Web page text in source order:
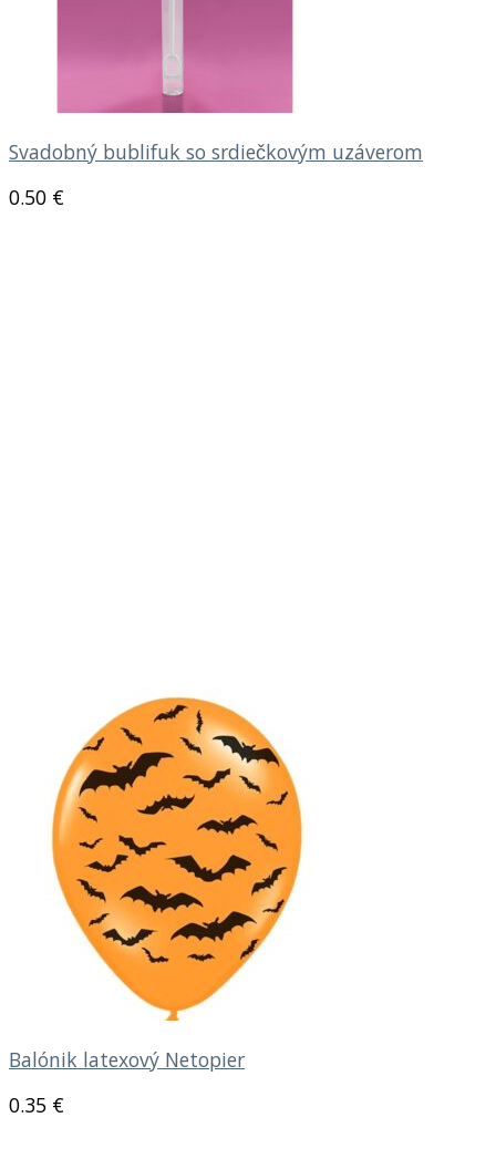
Svadobný bublifuk so srdiečkovým uzáverom
0.50 €
Balónik latexový Netopier
0.35 €